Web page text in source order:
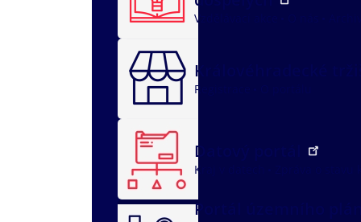
Vzdělávací akce
Královéhradecké
Registrace
Datový portál
Kraj v datech
Portál územního